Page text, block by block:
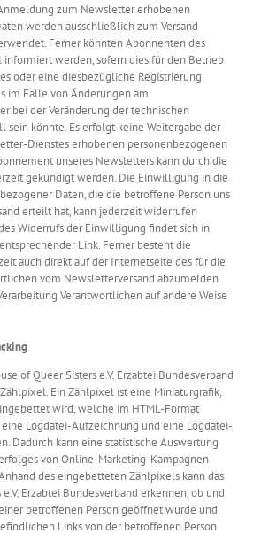
zum Newsletter erhobenen
werden ausschließlich zum Versand
Ferner könnten Abonnenten des
informiert werden, sofern dies für den Betrieb
oder eine diesbezügliche Registrierung
im Falle von Änderungen am
bei der Veränderung der technischen
sein könnte. Es erfolgt keine Weitergabe der
Dienstes erhobenen personenbezogenen
unseres Newsletters kann durch die
gekündigt werden. Die Einwilligung in die
Daten, die die betroffene Person uns
erteilt hat, kann jederzeit widerrufen
Widerrufs der Einwilligung findet sich in
Link. Ferner besteht die
auch direkt auf der Internetseite des für die
vom Newsletterversand abzumelden
Verantwortlichen auf andere Weise
of Queer Sisters e.V. Erzabtei Bundesverband
Ein Zählpixel ist eine Miniaturgrafik,
wird, welche im HTML-Format
Logdatei-Aufzeichnung und eine Logdatei-
Dadurch kann eine statistische Auswertung
von Online-Marketing-Kampagnen
des eingebetteten Zählpixels kann das
Erzabtei Bundesverband erkennen, ob und
betroffenen Person geöffnet wurde und
Links von der betroffenen Person